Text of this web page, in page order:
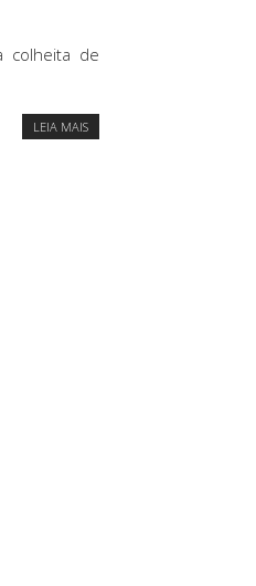
colheita de
LEIA MAIS